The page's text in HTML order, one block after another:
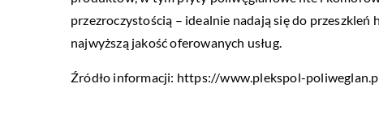
przezroczystością – idealnie nadają się do
najwyższą jakość oferowanych usług.
Źródło informacji: https://www.plekspol-